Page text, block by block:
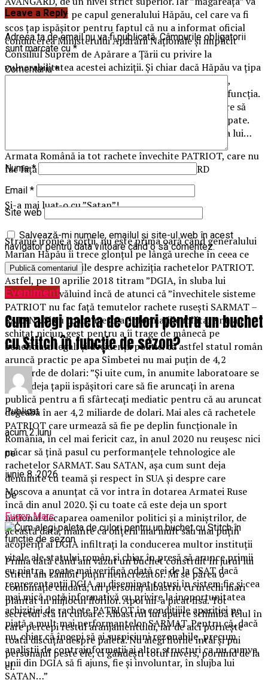
cădea automat pe capul generalului Hăpău, cel care va fi
scos țap ispășitor pentru faptul că nu a informat oficial
conducerea Ministerului Apărării Naționale și implicit
Consiliul Suprem de Apărare a Țării cu privire la
vulnerabilitatea acestei achiziții. Și chiar dacă Hăpău va țipa
ca din gură de șarpe că la mijloc este mâna lui Ciucă,
această ”spovedanie” târzie nu îi va mai putea salva funcția.
Și nici pe a lui Zisu, generalul Ciucă nefiind omul care să
aștepte să i se mai înfigă și a doua oară ”cuțitul” în spate.
Mai ales că acum soarta celor doi este strict la mâna lui…
Armata Română ia tot rachete învechite PATRIOT, care nu
fac față celor SARMAT sau mai ales AVANGARD
Și-a mai luat-o cu ”Satan”!
Stranie ironie a sorții, nu este prima oară când generalului
Marian Hăpău îi trece glonțul pe lângă ureche în ceea ce
privește informările despre achiziția rachetelor PATRIOT.
Astfel, pe 10 aprilie 2018 titram ”DGIA, în sluba lui
SATAN”, dezvăluind încă de atunci că ”învechitele sisteme
PATRIOT nu fac față temutelor rachete rusești SARMAT –
SATAN”. Și cu toate acestea, informațiile militare nu au
schițat niciun gest pentru a îi trage de mânecă pe
beneficiarii legali și decidenții politici că astfel statul român
aruncă practic pe apa Sîmbetei nu mai puțin de 4,2
mililiarde de dolari: ”Și uite cum, în anumite laboratoare se
caută deja țapii ispășitori care să fie aruncați în arena
publică pentru a fi sfârtecați mediatic pentru că au aruncat
degeaba în aer 4,2 miliarde de dolari. Mai ales că rachetele
PATRIOT care urmează să fie pe deplin funcționale în
România, în cel mai fericit caz, în anul 2020 nu reușesc nici
măcar să țină pasul cu performanțele tehnologice ale
rachetelor SARMAT. Sau SATAN, așa cum sunt deja
denumite cu teamă și respect în SUA și despre care
Moscova a anunțat că vor intra în dotarea Armatei Ruse
încă din anul 2020. Și cu toate că este deja un sport
național decaparea oamenilor politici și a miniștrilor, de
această dată, înainte ca ofițerii mai mult sau mai puțin
acoperiți ai DGIA infiltrați la conducerea multor instituții
vitale ale statului român și chiar în presă să arunce primii
cu piatra, poate mai verifică odată cei de la CSAT dacă
reprezentanții DGIA au diseminat totuși în sistem fie și cea
mai mică notă informativă cu privire la inoportunitatea
achiziției de rachete PATRIOT în condițiiile apariției pe
piață a mult mai performantelor SARMAT. Pentru că, dacă
nu, chiar că începi să ai suspiciuni rezonabile, precum
analiștii de contrainformații ai altor structuri ca nu cumva
unii din DGIA să fi ajuns, fie și involuntar, în slujba lui
SATAN…”
Leave a Reply
Adresa ta de email nu va fi publicată. Câmpurile obligatorii
sunt marcate cu*
Comentariu*
Nume*
Email *
Site web
Salvează-mi numele, emailul și site-ul web în acest
navigator pentru data viitoare când o să comentez.
Eveniment
Cum alegi paleta de culori pentru un buchet
cu Stitch în funcție de sezon?
Publicat
acum 2 luni
pe
iunie 8, 2026
De
Eugen Marc
Prima dată când am văzut un buchet construit în jurul lui
Stitch am zâmbit puțin neîncrezător. Mi se părea o
combinație ciudată, un personaj albastru cu urechi mari
plantat în mijlocul florilor. Apoi mi-a picat fisa. Tot
secretul stă în culoare. Albastrul lui aparte schimbă felul în
care percepi restul aranjamentului, iar de aici pornește
toată discuția despre paletă. Nu alegi florile întâi și pui
personajul peste ele, ci gândești totul invers, pornind de la
el.